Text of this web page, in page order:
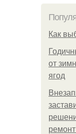
Как
от
ягод